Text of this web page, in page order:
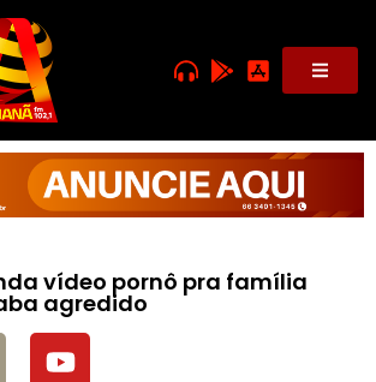
vídeo pornô pra família
agredido